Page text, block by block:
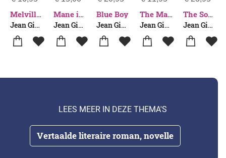
Melville zum Gruß
Jean Giono
Mane ida-ne’ebé kuda ai-oak
Jean Giono
Blue Boy
Jean Giono
The Man Who Planted Trees
Jean Giono
The Song Of The World
Jean Giono
Vertaalde literaire roman, novelle
LEES MEER IN DEZE THEMA'S